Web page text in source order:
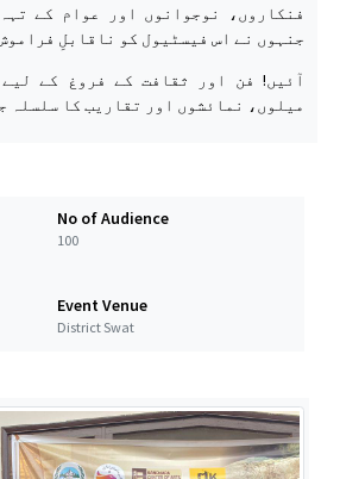
فنکاروں، نوجوانوں اور عوام کے
جنہوں نے اس فیسٹیول کو ناقابلِ
آئیں! فن اور ثقافت کے فروغ کے
میلوں، نمائشوں اور تقاریب کا سلسلہ
No of Audience
100
Event Venue
District Swat